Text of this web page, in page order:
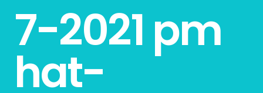
7-2021 pm
hat-